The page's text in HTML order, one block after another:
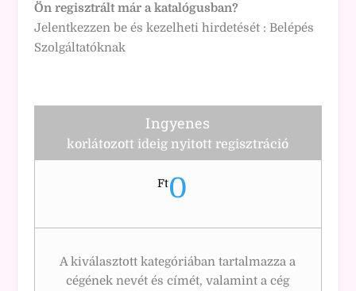
Ön regisztrált már a katalógusban?
Jelentkezzen be és kezelheti hirdetését : Belépés
Szolgáltatóknak
Ingyenes
korlátozott ideig nyitott regisztráció
Ft0
A kiválasztott kategóriában tartalmazza a
cégének nevét és címét, valamint a cég